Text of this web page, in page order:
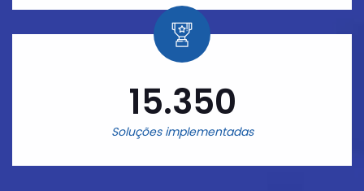
15.350
Soluções implementadas